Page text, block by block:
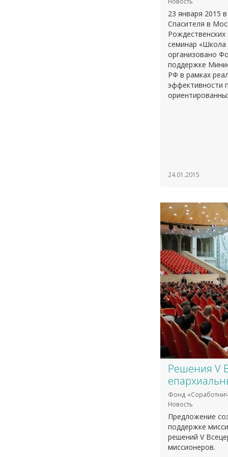
23 января 2015
Спасителя в
семинар «Школа
организовано
поддержке
РФ в рамках
эффективности
24.01.2015
Решения V
Фонд
Новость
Предложение
поддержке
решений V
миссионеров.